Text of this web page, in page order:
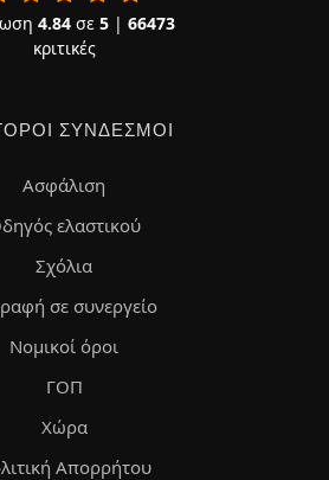
4.84σε 5| 66473
κριτικές
ΣΎΝΔΕΣΜΟΙ
Ασφάλιση
ελαστικού
Σχόλια
σε συνεργείο
Νομικοί όροι
ΓΟΠ
Χώρα
Απορρήτου